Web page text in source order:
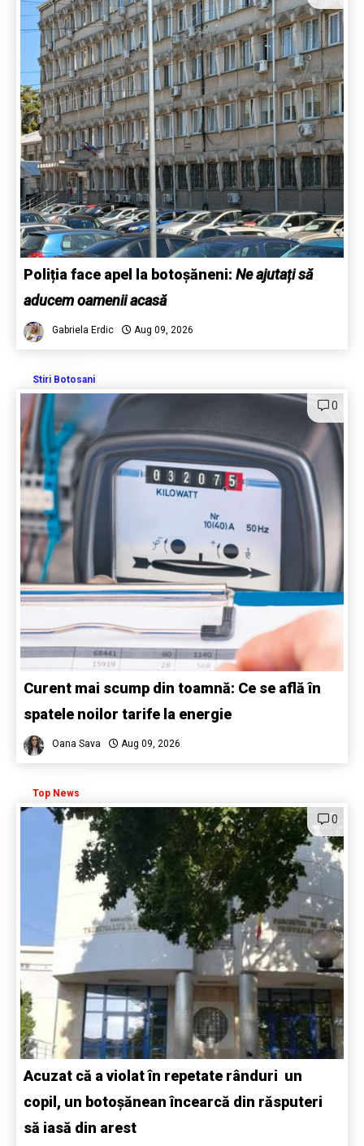
Poliția face apel la botoșăneni: Ne ajutați să
aducem oamenii acasă
Gabriela Erdic Aug 09, 2026
Stiri Botosani
0
Curent mai scump din toamnă: Ce se află în
spatele noilor tarife la energie
Oana Sava Aug 09, 2026
Top News
0
Acuzat că a violat în repetate rânduri un
copil, un botoșănean încearcă din răsputeri
să iasă din arest